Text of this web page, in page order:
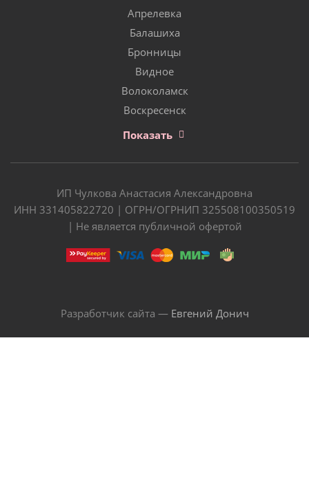
Апрелевка
Балашиха
Бронницы
Видное
Волоколамск
Воскресенск
Показать
ИП Чулкова Анастасия Александровна
ИНН 331405822720 | ОГРН/ОГРНИП 325508100350519
| Не является публичной офертой
Разработчик сайта — Евгений Донич